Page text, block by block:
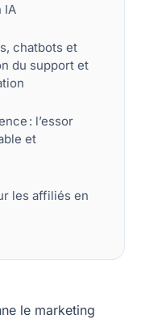
IA
chatbots et
du support et
: l’essor
et
les affiliés en
le marketing